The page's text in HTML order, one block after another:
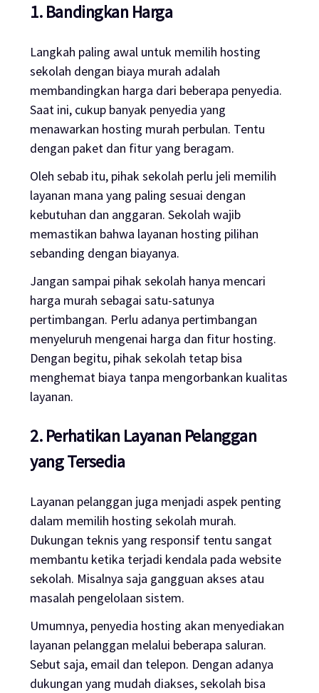
1. Bandingkan Harga
Langkah paling awal untuk memilih hosting
sekolah dengan biaya murah adalah
membandingkan harga dari beberapa penyedia.
Saat ini, cukup banyak penyedia yang
menawarkan hosting murah perbulan. Tentu
dengan paket dan fitur yang beragam.
Oleh sebab itu, pihak sekolah perlu jeli memilih
layanan mana yang paling sesuai dengan
kebutuhan dan anggaran. Sekolah wajib
memastikan bahwa layanan hosting pilihan
sebanding dengan biayanya.
Jangan sampai pihak sekolah hanya mencari
harga murah sebagai satu-satunya
pertimbangan. Perlu adanya pertimbangan
menyeluruh mengenai harga dan fitur hosting.
Dengan begitu, pihak sekolah tetap bisa
menghemat biaya tanpa mengorbankan kualitas
layanan.
2. Perhatikan Layanan Pelanggan
yang Tersedia
Layanan pelanggan juga menjadi aspek penting
dalam memilih hosting sekolah murah.
Dukungan teknis yang responsif tentu sangat
membantu ketika terjadi kendala padawebsite
sekolah. Misalnya saja gangguan akses atau
masalah pengelolaan sistem.
Umumnya, penyedia hosting akan menyediakan
layanan pelanggan melalui beberapa saluran.
Sebut saja, email dan telepon. Dengan adanya
dukungan yang mudah diakses, sekolah bisa